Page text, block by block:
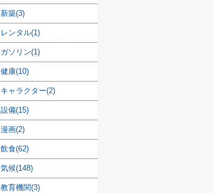
新築(3)
レンタル(1)
ガソリン(1)
健康(10)
キャラクター(2)
設備(15)
漫画(2)
飲食(62)
気候(148)
教育機関(3)